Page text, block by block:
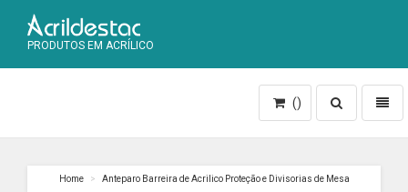
PRODUTOS EM ACRÍLICO
Toggle
search
()
Home Anteparo Barreira de Acrilico Proteção e Divisorias de Mesa